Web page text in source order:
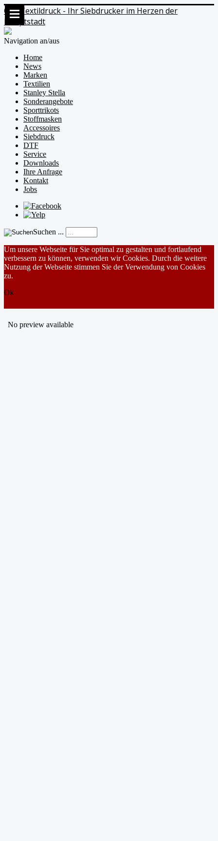
Ods Textildruck - Ihr Siebdrucker im Herzen der
Hauptstadt
Navigation an/aus
Home
News
Marken
Textilien
Stanley Stella
Sonderangebote
Sporttrikots
Stoffmasken
Accessoires
Siebdruck
DTF
Service
Downloads
Ihre Anfrage
Kontakt
Jobs
Suchen ...
Um unsere Webseite für Sie optimal zu gestalten und fortlaufend
verbessern zu können, verwenden wir Cookies. Durch die weitere
Nutzung der Webseite stimmen Sie der Verwendung von Cookies
zu.
Ok